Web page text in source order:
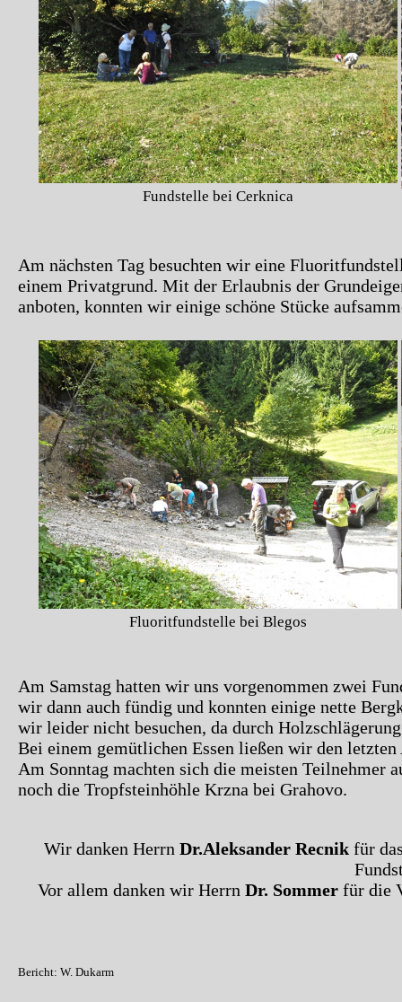
Fundstelle bei Cerknica
Am nächsten Tag besuchten wir eine
einem Privatgrund. Mit der Erlaubnis der
anboten, konnten wir einige schöne Stücke
Fluoritfundstelle bei Blegos
Am Samstag hatten wir uns vorgenommen zwei
wir dann auch fündig und konnten einige nette
wir leider nicht besuchen, da durch
Bei einem gemütlichen Essen ließen wir den letzten
Am Sonntag machten sich die meisten Teilnehmer
noch die Tropfsteinhöhle Krzna bei Grahovo.
Wir danken Herrn Dr.Aleksander Recnik für
Vor allem danken wir Herrn Dr. Sommerfür die
Bericht: W. Dukarm